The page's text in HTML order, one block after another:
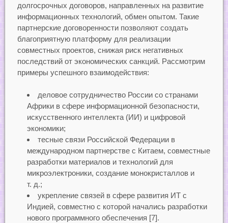
долгосрочных договоров, направленных на развитие
информационных технологий, обмен опытом. Такие
партнерские договоренности позволяют создать
благоприятную платформу для реализации
совместных проектов, снижая риск негативных
последствий от экономических санкций. Рассмотрим
примеры успешного взаимодействия:
деловое сотрудничество России со странами
Африки в сфере информационной безопасности,
искусственного интеллекта (ИИ) и цифровой
экономики;
тесные связи Российской Федерации в
международном партнерстве с Китаем, совместные
разработки материалов и технологий для
микроэлектроники, создание монокристаллов и
т. д.;
укрепление связей в сфере развития ИТ с
Индией, совместно с которой начались разработки
нового программного обеспечения [7].